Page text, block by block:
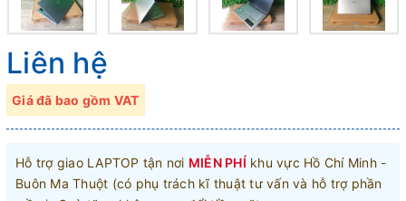
Liên hệ
Giá đã bao gồm VAT
Hỗ trợ giao LAPTOP tận nơi MIỄN PHÍ khu vực Hồ Chí Minh -
Buôn Ma Thuột (có phụ trách kĩ thuật tư vấn và hỗ trợ phần